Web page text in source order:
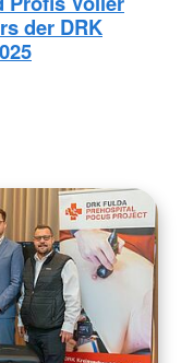
der DRK